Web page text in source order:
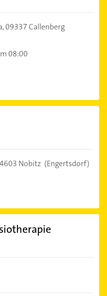
09337 Callenberg
08:00
Nobitz (Engertsdorf)